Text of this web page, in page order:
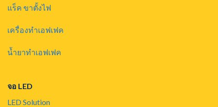
แร็ค ขาตั้งไฟ
เครื่องทำเอฟเฟค
น้ำยาทำเอฟเฟค
จอ LED
LED Solution